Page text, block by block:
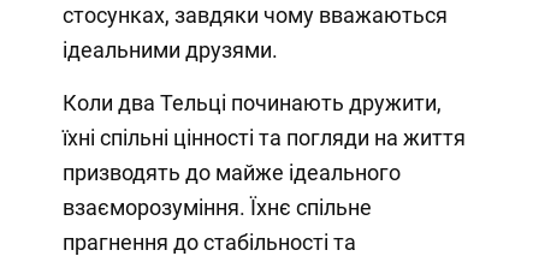
стосунках, завдяки чому вважаються
ідеальними друзями.
Коли два Тельці починають дружити,
їхні спільні цінності та погляди на життя
призводять до майже ідеального
взаєморозуміння. Їхнє спільне
прагнення до стабільності та